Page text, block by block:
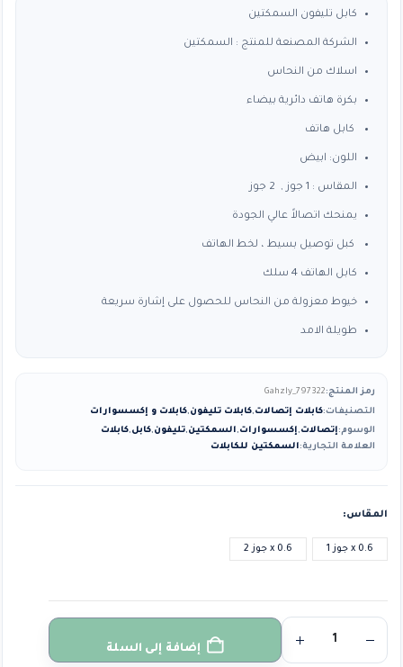
من
⁦11,40 EGP⁩
خلال
كابل تليفون السمكتين
الشركة المصنعة للمنتج : السمكتين
اسلاك من النحاس
بكرة هاتف دائرية بيضاء
كابل هاتف
اللون: ابيض
المقاس : 1 جوز , 2 جوز
يمنحك اتصالاً عالي الجودة
كبل توصيل بسيط ، لخط الهاتف
كابل الهاتف 4 سلك
خيوط معزولة من النحاس للحصول على إشارة سريعة
طويلة الامد
رمز المنتج:Gahzly_797322
التصنيفات:كابلات إتصالات,كابلات تليفون,كابلات و إكسسوارات
الوسوم:إتصالات,إكسسوارات,السمكتين,تليفون,كابل,كابلات
العلامة التجارية:السمكتين للكابلات
المقاس
0.6 x جوز 1 0.6 x جوز 2
إضافة إلى السلة